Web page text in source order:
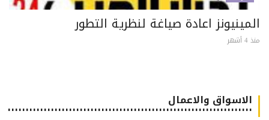
اعادة صياغة لنظرية التطور
الاسواق والاعمال
٠٠٠٠٠٠٠٠٠٠٠٠٠٠٠٠٠٠٠٠٠٠٠٠٠٠٠٠٠٠٠٠٠٠٠٠٠٠٠٠٠٠٠٠٠٠٠٠٠٠٠٠٠٠٠٠٠٠٠٠٠٠٠٠٠٠٠٠